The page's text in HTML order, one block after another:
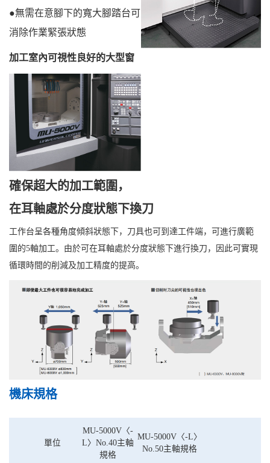
●無需在意腳下的寬大腳踏台可
消除作業緊張狀態
加工室內可視性良好的大型窗
確保超大的加工範圍，
在耳軸處於分度狀態下換刀
工作台呈各種角度傾斜狀態下，刀具也可到達工件端，可進行廣範
圍的5軸加工。由於可在耳軸處於分度狀態下進行換刀，因此可實現
循環時間的削減及加工精度的提高。
機床規格
單位
MU-5000V〈-
L〉No.40主軸
規格
MU-5000V〈-L〉
No.50主軸規格